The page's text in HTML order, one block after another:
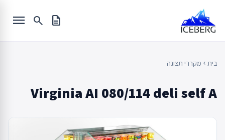
content
description
search
menu
בית chevron_left מקררי תצוגה
Virginia AI 080/114 deli self A